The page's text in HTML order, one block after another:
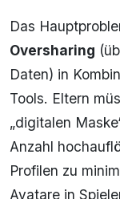
Das
Oversharing
Daten) in
Tools. Eltern
„digitalen
Anzahl
Profilen zu
Avatare in